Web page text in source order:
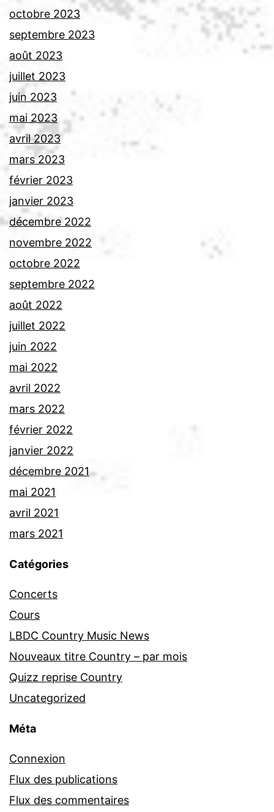
octobre 2023
septembre 2023
août 2023
juillet 2023
juin 2023
mai 2023
avril 2023
mars 2023
février 2023
janvier 2023
décembre 2022
novembre 2022
octobre 2022
septembre 2022
août 2022
juillet 2022
juin 2022
mai 2022
avril 2022
mars 2022
février 2022
janvier 2022
décembre 2021
mai 2021
avril 2021
mars 2021
Catégories
Concerts
Cours
LBDC Country Music News
Nouveaux titre Country – par mois
Quizz reprise Country
Uncategorized
Méta
Connexion
Flux des publications
Flux des commentaires